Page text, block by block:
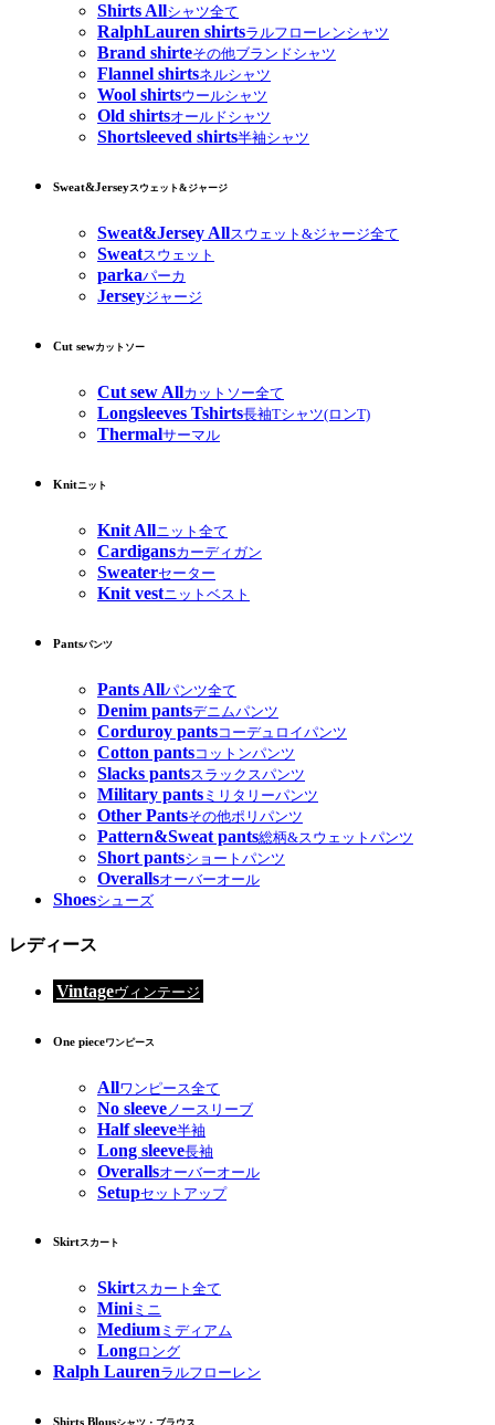
Shirts Allシャツ全て
RalphLauren shirtsラルフローレンシャツ
Brand shirteその他ブランドシャツ
Flannel shirtsネルシャツ
Wool shirtsウールシャツ
Old shirtsオールドシャツ
Shortsleeved shirts半袖シャツ
Sweat&Jerseyスウェット&ジャージ
Sweat&Jersey Allスウェット&ジャージ全て
Sweatスウェット
parkaパーカ
Jerseyジャージ
Cut sewカットソー
Cut sew Allカットソー全て
Longsleeves Tshirts長袖Tシャツ(ロンT)
Thermalサーマル
Knitニット
Knit Allニット全て
Cardigansカーディガン
Sweaterセーター
Knit vestニットベスト
Pantsパンツ
Pants Allパンツ全て
Denim pantsデニムパンツ
Corduroy pantsコーデュロイパンツ
Cotton pantsコットンパンツ
Slacks pantsスラックスパンツ
Military pants ミリタリーパンツ
Other Pantsその他ポリパンツ
Pattern&Sweat pants総柄&スウェットパンツ
Short pantsショートパンツ
Overallsオーバーオール
Shoesシューズ
レディース
Vintageヴィンテージ
One pieceワンピース
Allワンピース全て
No sleeve ノースリーブ
Half sleeve半袖
Long sleeve長袖
Overallsオーバーオール
Setupセットアップ
Skirtスカート
Skirtスカート全て
Miniミニ
Medium ミディアム
Longロング
Ralph Laurenラルフローレン
Shirts Blous